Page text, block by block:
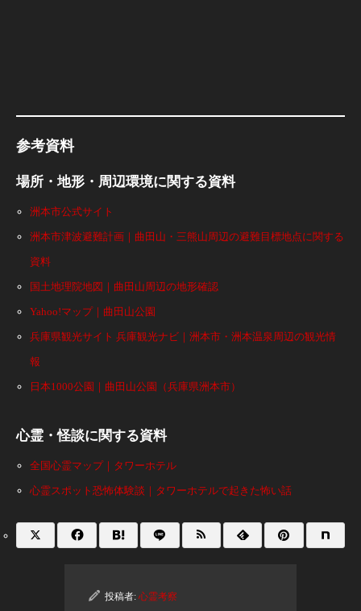
参考資料
場所・地形・周辺環境に関する資料
洲本市公式サイト
洲本市津波避難計画｜曲田山・三熊山周辺の避難目標地点に関する
資料
国土地理院地図｜曲田山周辺の地形確認
Yahoo!マップ｜曲田山公園
兵庫県観光サイト 兵庫観光ナビ｜洲本市・洲本温泉周辺の観光情
報
日本1000公園｜曲田山公園（兵庫県洲本市）
心霊・怪談に関する資料
全国心霊マップ｜タワーホテル
心霊スポット恐怖体験談｜タワーホテルで起きた怖い話
投稿者: 心霊考察